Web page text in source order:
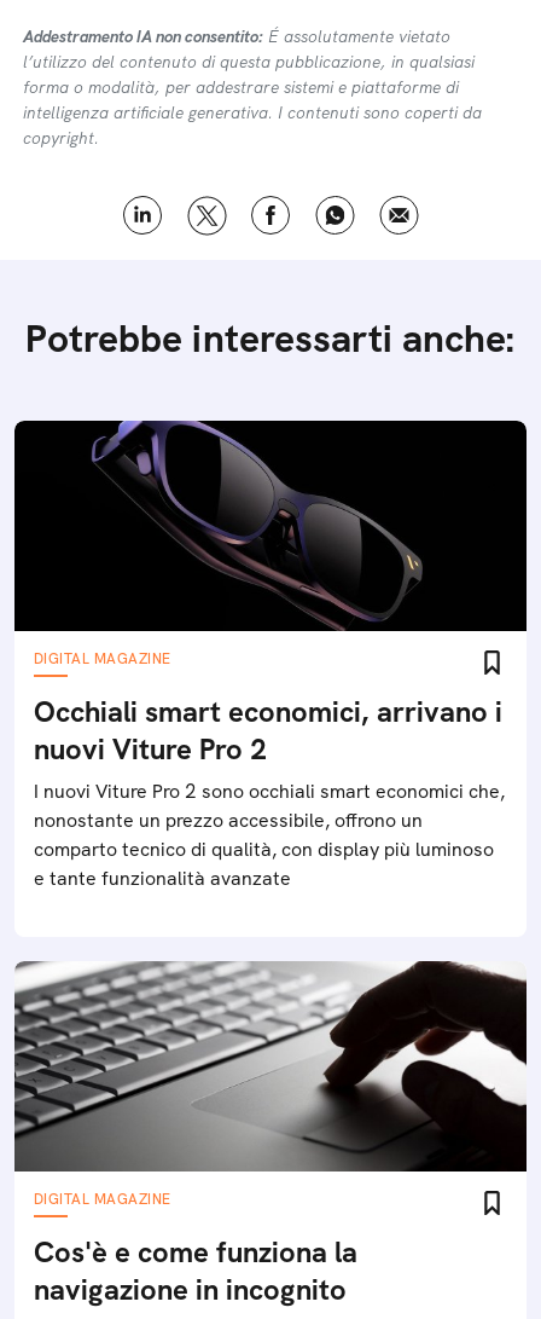
Addestramento IA non consentito: É assolutamente vietato
l’utilizzo del contenuto di questa pubblicazione, in qualsiasi
forma o modalità, per addestrare sistemi e piattaforme di
intelligenza artificiale generativa. I contenuti sono coperti da
copyright.
Potrebbe interessarti anche:
DIGITAL MAGAZINE
Occhiali smart economici, arrivano i
nuovi Viture Pro 2
I nuovi Viture Pro 2 sono occhiali smart economici che,
nonostante un prezzo accessibile, offrono un
comparto tecnico di qualità, con display più luminoso
e tante funzionalità avanzate
DIGITAL MAGAZINE
Cos'è e come funziona la
navigazione in incognito